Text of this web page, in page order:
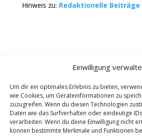
Einwilligung
Um dir ein optimales Erlebnis zu bieten,
wie Cookies, um Geräteinformationen zu
zuzugreifen. Wenn du diesen Technologien
Daten wie das Surfverhalten oder eindeutige
verarbeiten. Wenn du deine Einwilligung nicht
können bestimmte Merkmale und Funktionen
Hinweis zu: Redaktionelle Beiträge
Kontakt Impressum
Werbung buchen
Copyright 2025-2026 | Web24